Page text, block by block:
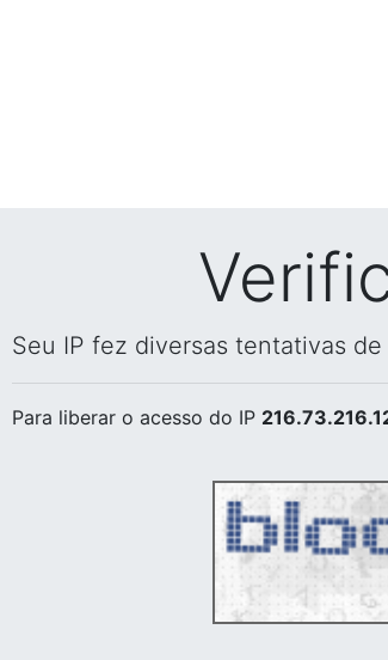
Seu IP fez diversas tentativas
Para liberar o acesso do IP